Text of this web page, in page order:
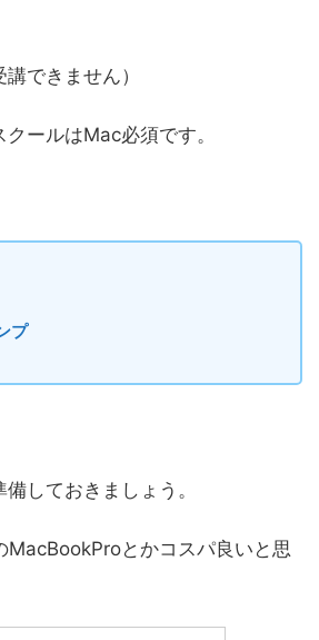
できません）
ールはMac必須です。
プ
しておきましょう。
MacBookProとかコスパ良いと思